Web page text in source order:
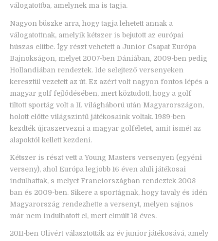
válogatottba, amelynek ma is tagja.
Nagyon büszke arra, hogy tagja lehetett annak a
válogatottnak, amelyik kétszer is bejutott az európai
húszas elitbe. Így részt vehetett a Junior Csapat Európa
Bajnokságon, melyet 2007-ben Dániában, 2009-ben pedig
Hollandiában rendeztek. Ide selejtező versenyeken
keresztül vezetett az út. Ez azért volt nagyon fontos lépés a
magyar golf fejlődésében, mert köztudott, hogy a golf
tiltott sportág volt a II. világháború után Magyarországon,
holott előtte világszintű játékosaink voltak. 1989-ben
kezdték újraszervezni a magyar golféletet, amit ismét az
alapoktól kellett kezdeni.
Kétszer is részt vett a Young Masters versenyen (egyéni
verseny), ahol Európa legjobb 16 éven aluli játékosai
indulhattak, s melyet Franciországban rendeztek 2008-
ban és 2009-ben. Sikere a sportágnak, hogy tavaly és idén
Magyarország rendezhette a versenyt, melyen sajnos
már nem indulhatott el, mert elmúlt 16 éves.
2011-ben Olivért választották az év junior játékosává, amely